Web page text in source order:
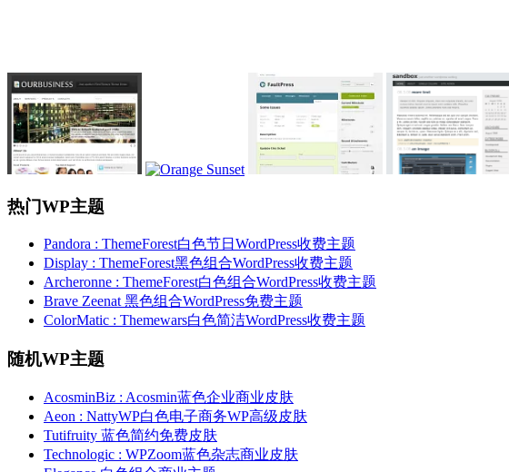
热门WP主题
Pandora : ThemeForest白色节日WordPress收费主题
Display : ThemeForest黑色组合WordPress收费主题
Archeronne : ThemeForest白色组合WordPress收费主题
Brave Zeenat 黑色组合WordPress免费主题
ColorMatic : Themewars白色简洁WordPress收费主题
随机WP主题
AcosminBiz : Acosmin蓝色企业商业皮肤
Aeon : NattyWP白色电子商务WP高级皮肤
Tutifruity 蓝色简约免费皮肤
Technologic : WPZoom蓝色杂志商业皮肤